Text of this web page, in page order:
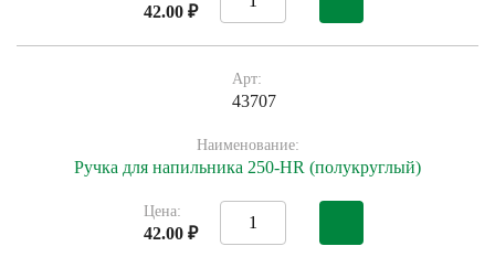
42.00 ₽
Арт:
43707
Наименование:
Ручка для напильника 250-HR (полукруглый)
Цена:
42.00 ₽